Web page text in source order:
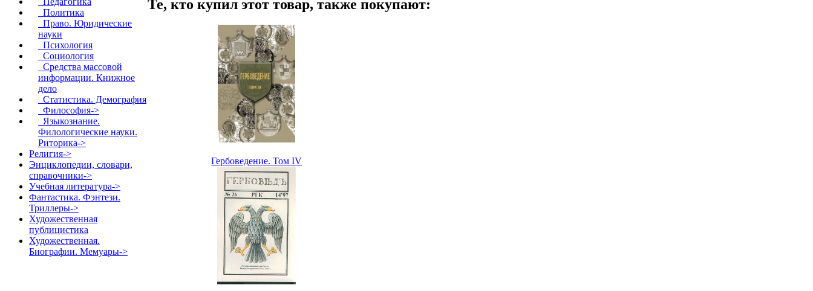
Политика
Право. Юридические
науки
Психология
Социология
Средства массовой
информации. Книжное
дело
Статистика. Демография
Философия->
Языкознание.
Филологические науки.
Риторика->
Религия->
Энциклопедии, словари,
справочники->
Учебная литература->
Фантастика. Фэнтези.
Триллеры->
Художественная
публицистика
Художественная.
Биографии. Мемуары->
Те, кто купил этот товар, также покупают:
Гербоведение. Том IV